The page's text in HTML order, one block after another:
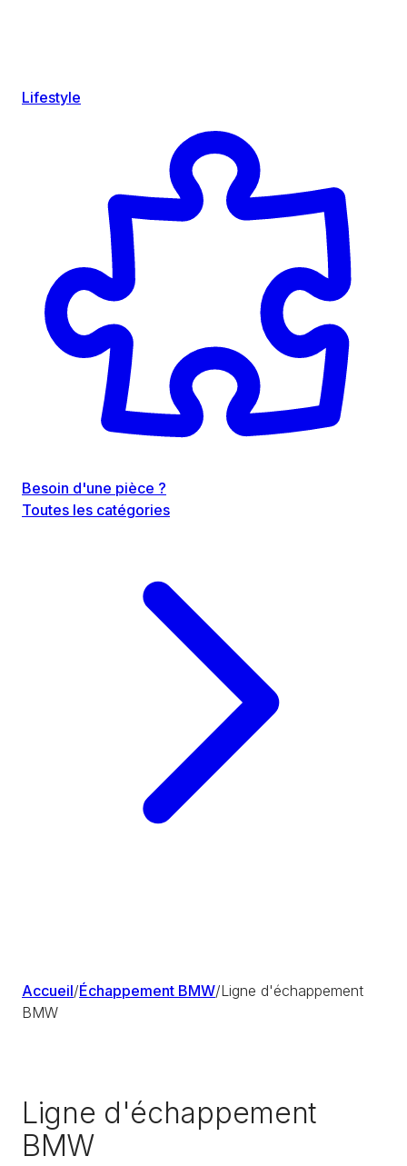
Lifestyle
Besoin d'une pièce ?
Toutes les catégories
Accueil/Échappement BMW/Ligne d'échappement
BMW
Ligne d'échappement
BMW